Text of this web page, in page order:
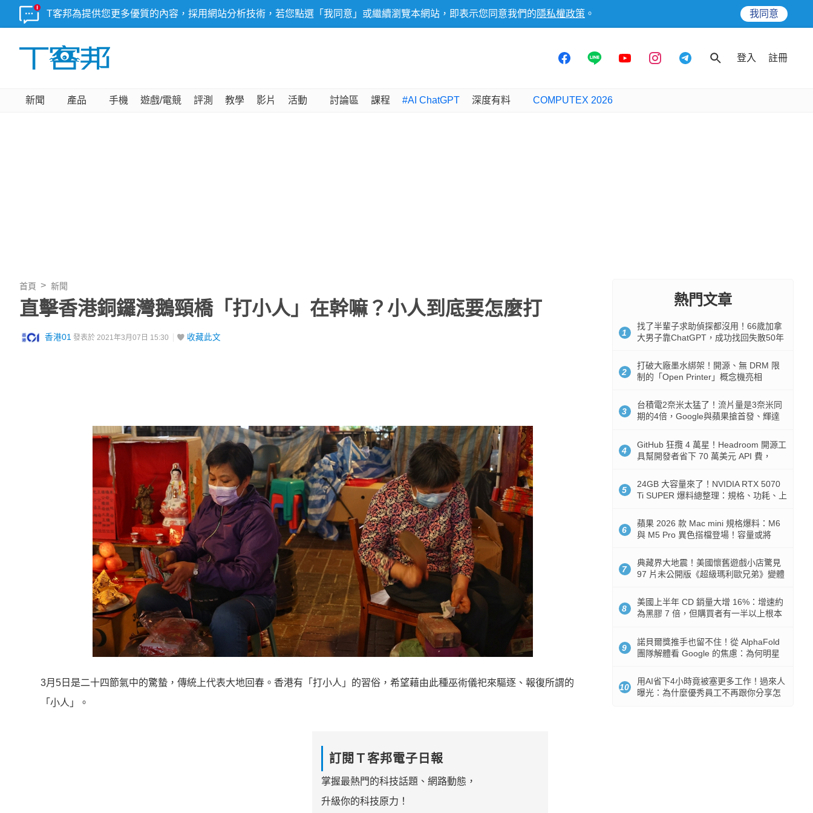
T客邦為提供您更多優質的內容，採用網站分析技術，若您點選「我同意」或繼續瀏覽本網站，即表示您同意我們的 隱私權政策 。 我同意
登入 註冊
新聞 產品 手機 遊戲/電競 評測 教學 影片 活動 討論區 課程 #AI ChatGPT 深度有料 COMPUTEX 2026
首頁 新聞
直擊香港銅鑼灣鵝頸橋「打小人」在幹嘛？小人到底要怎麼打
香港01 發表於 2021年3月07日 15:30 收藏此文
3月5日是二十四節氣中的驚蟄，傳統上代表大地回春。香港有「打小人」的習俗，希望藉由此種巫術儀祀來驅逐、報復所謂的
「小人」。
訂閱Ｔ客邦電子日報
掌握最熱門的科技話題、網路動態，
升級你的科技原力！
熱門文章
1
找了半輩子求助偵探都沒用！66歲加拿
大男子靠ChatGPT，成功找回失散50年
2
打破大廠墨水綁架！開源、無 DRM 限
制的「Open Printer」概念機亮相
3
台積電2奈米太猛了！流片量是3奈米同
期的4倍，Google與蘋果搶首發、輝達
4
GitHub 狂攬 4 萬星！Headroom 開源工
具幫開發者省下 70 萬美元 API 費，
5
24GB 大容量來了！NVIDIA RTX 5070
Ti SUPER 爆料總整理：規格、功耗、上
6
蘋果 2026 款 Mac mini 規格爆料：M6
與 M5 Pro 異色搭檔登場！容量或將
7
典藏界大地震！美國懷舊遊戲小店驚見
97 片未公開版《超級瑪利歐兄弟》變體
8
美國上半年 CD 銷量大增 16%：增速約
為黑膠 7 倍，但購買者有一半以上根本
9
諾貝爾獎推手也留不住！從 AlphaFold
團隊解體看 Google 的焦慮：為何明星
10
用AI省下4小時竟被塞更多工作！過來人
曝光：為什麼優秀員工不再跟你分享怎